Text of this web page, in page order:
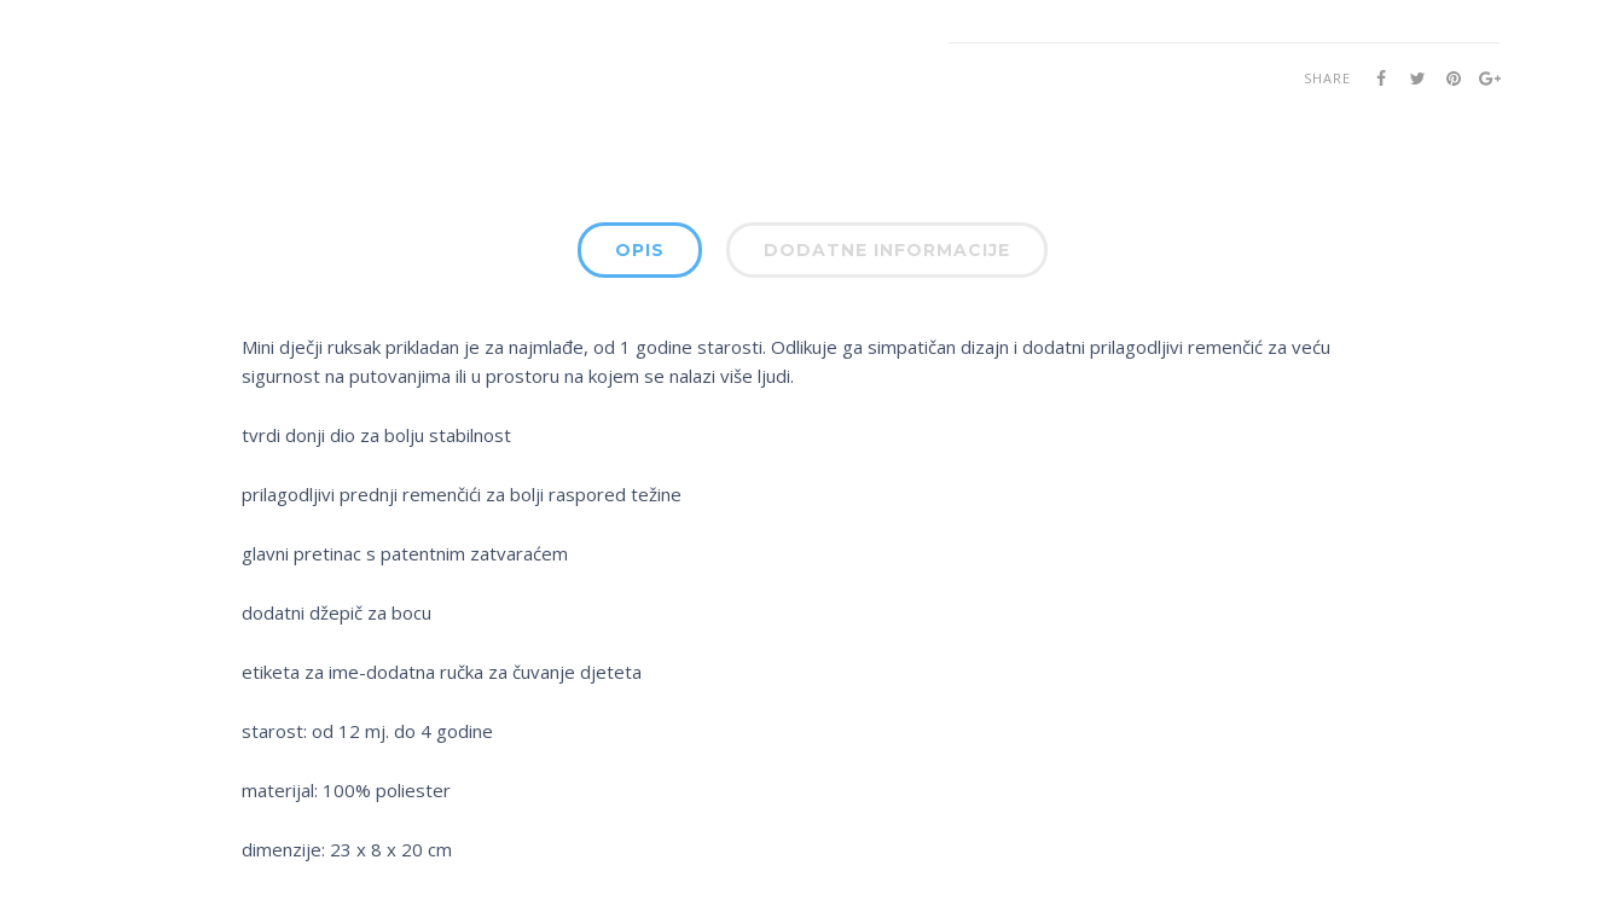
SHARE
OPIS DODATNE INFORMACIJE
Mini dječji ruksak prikladan je za najmlađe, od 1 godine starosti. Odlikuje ga simpatičan dizajn i dodatni prilagodljivi remenčić za veću
sigurnost na putovanjima ili u prostoru na kojem se nalazi više ljudi.
tvrdi donji dio za bolju stabilnost
prilagodljivi prednji remenčići za bolji raspored težine
glavni pretinac s patentnim zatvaraćem
dodatni džepič za bocu
etiketa za ime-dodatna ručka za čuvanje djeteta
starost: od 12 mj. do 4 godine
materijal: 100% poliester
dimenzije: 23 x 8 x 20 cm